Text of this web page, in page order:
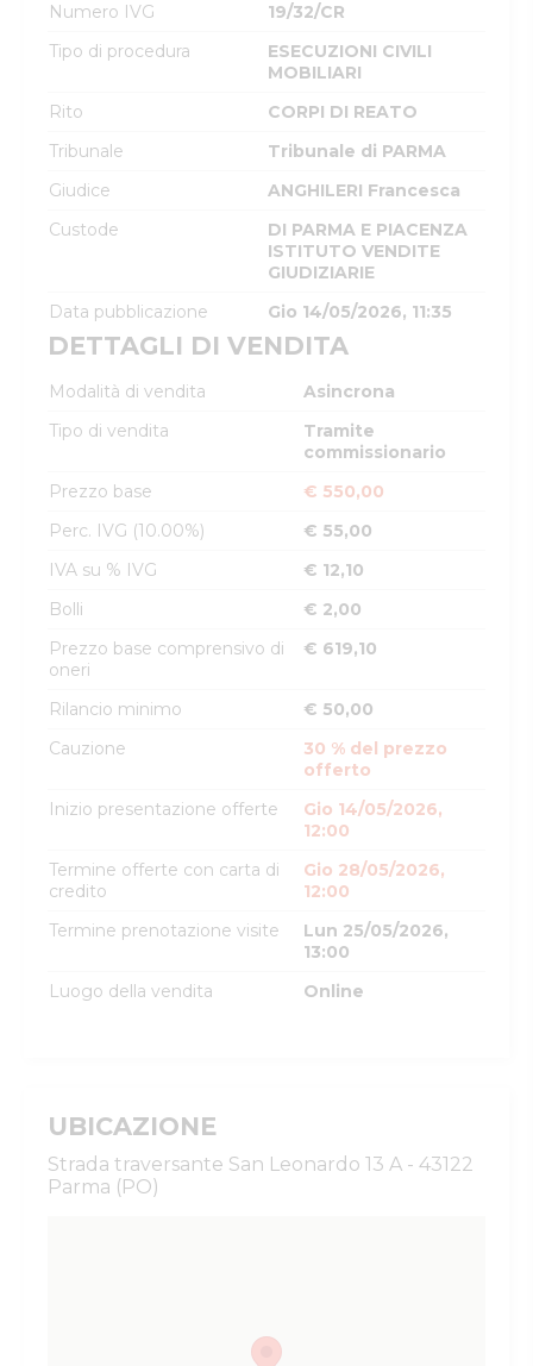
Numero IVG
19/32/CR
Tipo di procedura
ESECUZIONI CIVILI
MOBILIARI
Rito
CORPI DI REATO
Tribunale
Tribunale di PARMA
Giudice
ANGHILERI Francesca
Custode
DI PARMA E PIACENZA
ISTITUTO VENDITE
GIUDIZIARIE
Data pubblicazione
Gio 14/05/2026, 11:35
DETTAGLI DI VENDITA
Modalità di vendita
Asincrona
Tipo di vendita
Tramite
commissionario
Prezzo base
€ 550,00
Perc. IVG (10.00%)
€ 55,00
IVA su % IVG
€ 12,10
Bolli
€ 2,00
Prezzo base comprensivo di
oneri
€ 619,10
Rilancio minimo
€ 50,00
Cauzione
30 % del prezzo
offerto
Inizio presentazione offerte
Gio 14/05/2026,
12:00
Termine offerte con carta di
credito
Gio 28/05/2026,
12:00
Termine prenotazione visite
Lun 25/05/2026,
13:00
Luogo della vendita
Online
UBICAZIONE
Strada traversante San Leonardo 13 A - 43122
Parma (PO)